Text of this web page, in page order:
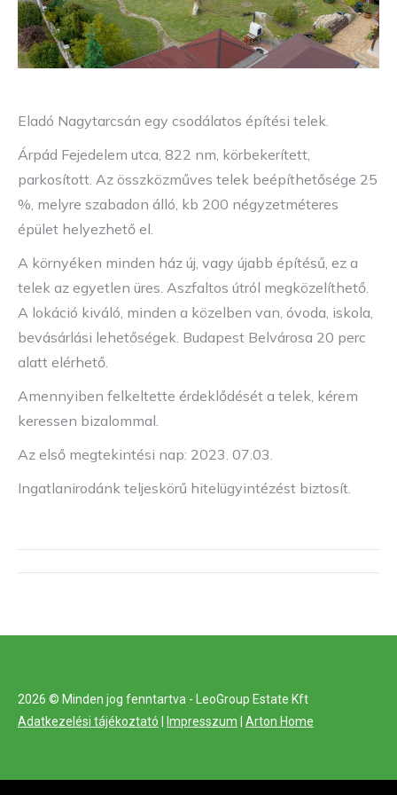
Eladó Nagytarcsán egy csodálatos építési telek.
Árpád Fejedelem utca, 822 nm, körbekerített,
parkosított. Az összközműves telek beépíthetősége 25
%, melyre szabadon álló, kb 200 négyzetméteres
épület helyezhető el.
A környéken minden ház új, vagy újabb építésű, ez a
telek az egyetlen üres. Aszfaltos útról megközelíthető.
A lokáció kiváló, minden a közelben van, óvoda, iskola,
bevásárlási lehetőségek. Budapest Belvárosa 20 perc
alatt elérhető.
Amennyiben felkeltette érdeklődését a telek, kérem
keressen bizalommal.
Az első megtekintési nap: 2023. 07.03.
Ingatlanirodánk teljeskörű hitelügyintézést biztosít.
Project
2026 © Minden jog fenntartva - LeoGroup Estate Kft
Adatkezelési tájékoztató
Impresszum Arton Home